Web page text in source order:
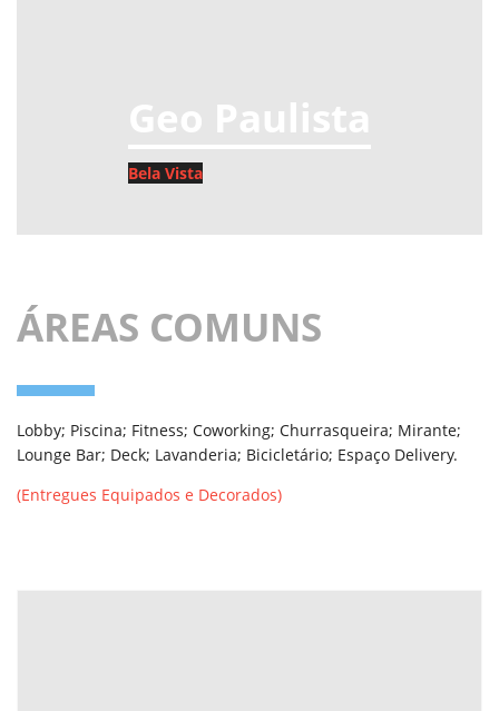
Geo Paulista
Bela Vista
ÁREAS COMUNS
Lobby; Piscina; Fitness; Coworking; Churrasqueira; Mirante;
Lounge Bar; Deck; Lavanderia; Bicicletário; Espaço Delivery.
(Entregues Equipados e Decorados)